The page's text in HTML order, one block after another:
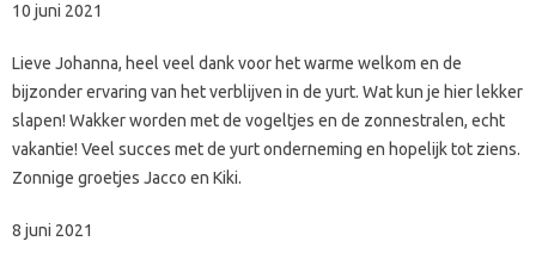
10 juni 2021
Lieve Johanna, heel veel dank voor het warme welkom en de
bijzonder ervaring van het verblijven in de yurt. Wat kun je hier lekker
slapen! Wakker worden met de vogeltjes en de zonnestralen, echt
vakantie! Veel succes met de yurt onderneming en hopelijk tot ziens.
Zonnige groetjes Jacco en Kiki.
8 juni 2021